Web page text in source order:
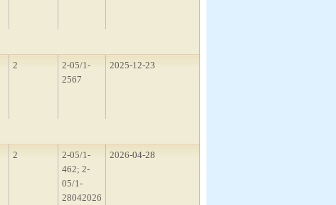
2
2-05/1-
2567
2025-12-23
2
2-05/1-
462; 2-
05/1-
28042026
2026-04-28